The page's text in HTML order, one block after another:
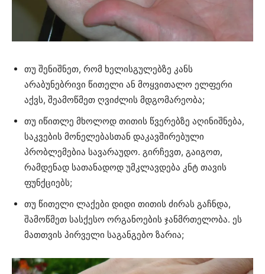
თუ შენიშნეთ, რომ ხელისგულებზე კანს
არაბუნებრივი წითელი ან მოყვითალო ელფერი
აქვს, შეამოწმეთ ღვიძლის მდგომარეობა;
თუ იწითლე მხოლოდ თითის წვერებზე აღინიშნება,
საკვების მონელებასთან დაკავშირებული
პრობლემებია სავარაუდო. გირჩევთ, გაიგოთ,
რამდენად სათანადოდ უმკლავდება კნტ თავის
ფუნქციებს;
თუ წითელი ლაქები დიდი თითის ძირას გაჩნდა,
შამოწმეთ სასქესო ორგანოების ჯანმრთელობა. ეს
მათთვის პირველი საგანგებო ზარია;